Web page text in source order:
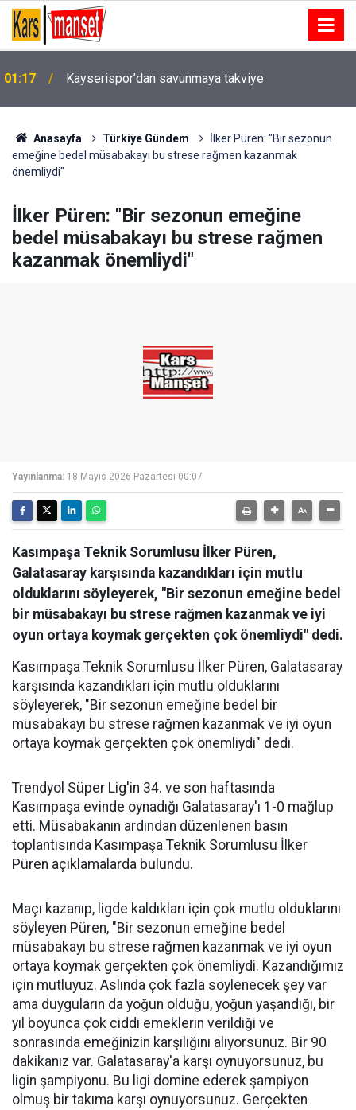
01:17 Kayserispor’dan savunmaya takviye
01:13
imzaladı
Anasayfa Türkiye Gündem
İlker Püren: "Bir sezonun
emeğine bedel müsabakayı bu strese rağmen kazanmak
önemliydi"
İlker Püren: "Bir sezonun emeğine
bedel müsabakayı bu strese rağmen
kazanmak önemliydi"
Yayınlanma: 18 Mayıs 2026 Pazartesi 00:07
Kasımpaşa Teknik Sorumlusu İlker Püren,
Galatasaray karşısında kazandıkları için mutlu
olduklarını söyleyerek, "Bir sezonun emeğine bedel
bir müsabakayı bu strese rağmen kazanmak ve iyi
oyun ortaya koymak gerçekten çok önemliydi" dedi.
Kasımpaşa Teknik Sorumlusu İlker Püren, Galatasaray
karşısında kazandıkları için mutlu olduklarını
söyleyerek, "Bir sezonun emeğine bedel bir
müsabakayı bu strese rağmen kazanmak ve iyi oyun
ortaya koymak gerçekten çok önemliydi" dedi.
Trendyol Süper Lig'in 34. ve son haftasında
Kasımpaşa evinde oynadığı Galatasaray'ı 1-0 mağlup
etti. Müsabakanın ardından düzenlenen basın
toplantısında Kasımpaşa Teknik Sorumlusu İlker
Püren açıklamalarda bulundu.
Maçı kazanıp, ligde kaldıkları için çok mutlu olduklarını
söyleyen Püren, "Bir sezonun emeğine bedel
müsabakayı bu strese rağmen kazanmak ve iyi oyun
ortaya koymak gerçekten çok önemliydi. Kazandığımız
için mutluyuz. Aslında çok fazla söylenecek şey var
ama duyguların da yoğun olduğu, yoğun yaşandığı, bir
yıl boyunca çok ciddi emeklerin verildiği ve
sonrasında emeğinizin karşılığını alıyorsunuz. Bir 90
dakikanız var. Galatasaray'a karşı oynuyorsunuz, bu
ligin şampiyonu. Bu ligi domine ederek şampiyon
olmuş bir takıma karşı oynuyorsunuz. Gerçekten